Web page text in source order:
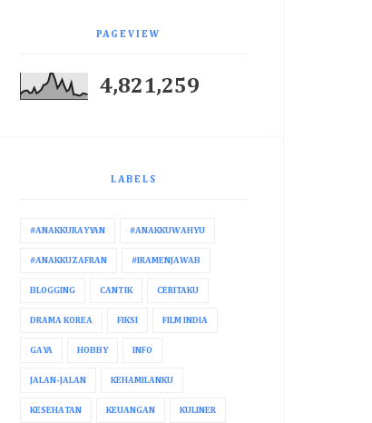
PAGEVIEW
4,821,259
LABELS
#ANAKKURAYYAN #ANAKKUWAHYU
#ANAKKUZAFRAN #IRAMENJAWAB
BLOGGING CANTIK CERITAKU
DRAMA KOREA FIKSI FILM INDIA
GAYA HOBBY INFO
JALAN-JALAN KEHAMILANKU
KESEHATAN KEUANGAN KULINER